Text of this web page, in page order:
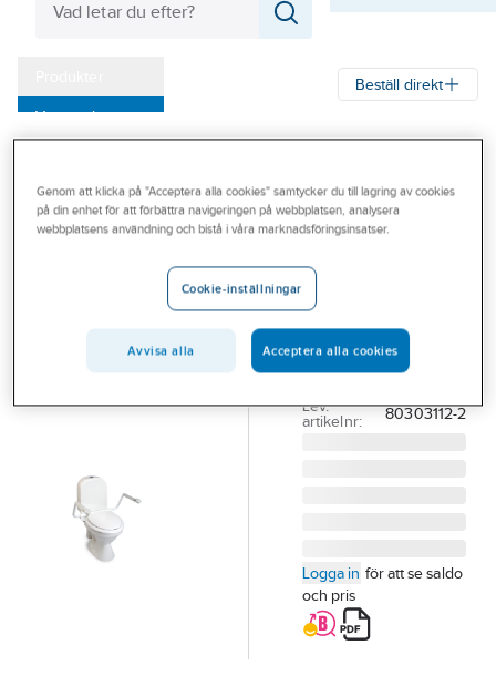
Varumärken
Outlet
Branscher
Beställ direkt
ETAC
TOALETTARMSTÖD
SUPPORTER INKL
WC-SITS
Lev.
artikelnr:
80303112-2
Logga in för att se saldo
och pris
Genom att klicka på "Acceptera alla cookies" samtycker du till lagring av cookies
på din enhet för att förbättra navigeringen på webbplatsen, analysera
webbplatsens användning och bistå i våra marknadsföringsinsatser.
Cookie-inställningar
Avvisa alla Acceptera alla cookies